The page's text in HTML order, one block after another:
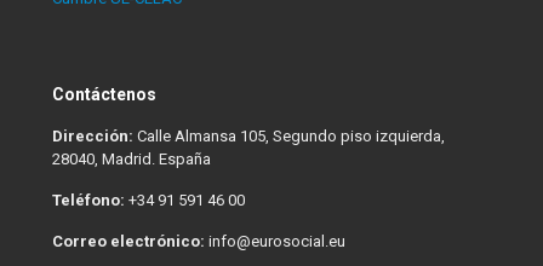
Contáctenos
Dirección: Calle Almansa 105, Segundo piso izquierda,
28040, Madrid. España
Teléfono: +34 91 591 46 00
Correo electrónico: info@eurosocial.eu